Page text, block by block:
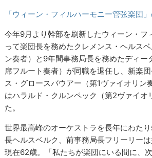
「ウィーン・フィルハーモニー管弦楽団
今年9月より幹部を刷新したウィーン・フ
って楽団長を務めたクレメンス・ヘルス
ン奏者）と9年間事務局長を務めたディー
席フルート奏者）が同職を退任し、新楽
ス・グロースバウアー（第1ヴァイオリン
はハラルド・クルンペック（第2ヴァイオ
た。
世界最高峰のオーケストラを長年にわた
長ヘルスベルク、前事務局長フリーリー
現在62歳。「私たちが楽団にいる間に、